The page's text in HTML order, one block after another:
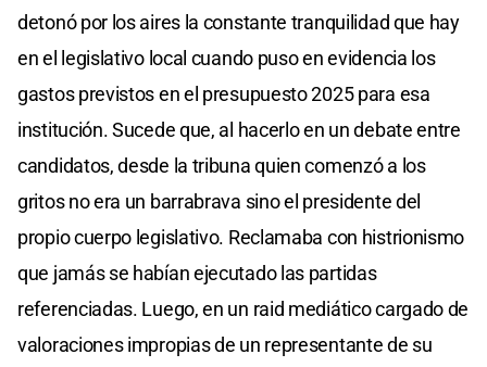
detonó por los aires la constante tranquilidad que hay
en el legislativo local cuando puso en evidencia los
gastos previstos en el presupuesto 2025 para esa
institución. Sucede que, al hacerlo en un debate entre
candidatos, desde la tribuna quien comenzó a los
gritos no era un barrabrava sino el presidente del
propio cuerpo legislativo. Reclamaba con histrionismo
que jamás se habían ejecutado las partidas
referenciadas. Luego, en un raid mediático cargado de
valoraciones impropias de un representante de su